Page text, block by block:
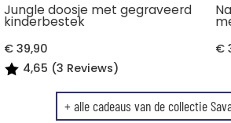
Jungle doosje met gegraveerd
kinderbestek
€ 39,90
4,65 (3 Reviews)
€
+ alle cadeaus van de collectie